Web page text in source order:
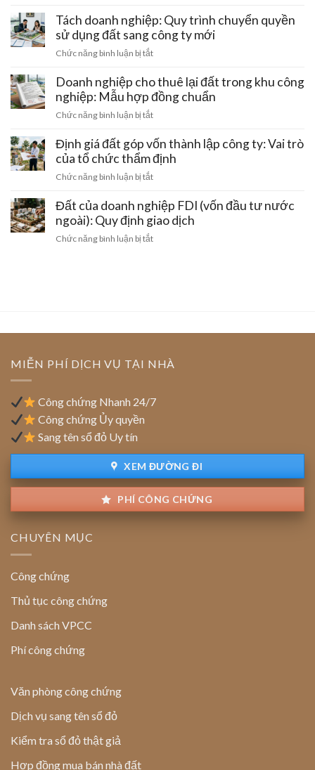
đãi
tiền
thuê
Thủ
tục
địa
chỉ
trên
sổ
đất
hợp
đồng
mua
bán
đất
doanh
nghiệp:
Tính
pháp
Tách doanh nghiệp: Quy trình chuyển quyền
sử dụng đất sang công ty mới
Chức năng bình luận bị tắtở
doanh
nghiệp:
trình
quyền
sử
sang
công
ty
mới
Doanh nghiệp cho thuê lại đất trong khu công
nghiệp: Mẫu hợp đồng chuẩn
Chức năng bình luận bị tắtở
nghiệp
cho
thuê
lại
trong
khu
Định giá đất góp vốn thành lập công ty: Vai trò
của tổ chức thẩm định
Chức năng bình luận bị tắtở
giá
đất
vốn
của
chức
Đất của doanh nghiệp FDI (vốn đầu tư nước
ngoài): Quy định giao dịch
Chức năng bình luận bị tắtở
đầu
nước
ngoài):
định
MIỄN PHÍ DỊCH VỤ TẠI NHÀ
Công chứng Nhanh 24/7
Công chứng Ủy quyền
Sang tên sổ đỏ Uy tín
XEM ĐƯỜNG ĐI
PHÍ CÔNG CHỨNG
CHUYÊN MỤC
Công chứng
Thủ tục công chứng
Danh sách VPCC
Phí công chứng
Văn phòng công chứng
Dịch vụ sang tên sổ đỏ
Kiểm tra sổ đỏ thật giả
Hợp đồng mua bán nhà đất